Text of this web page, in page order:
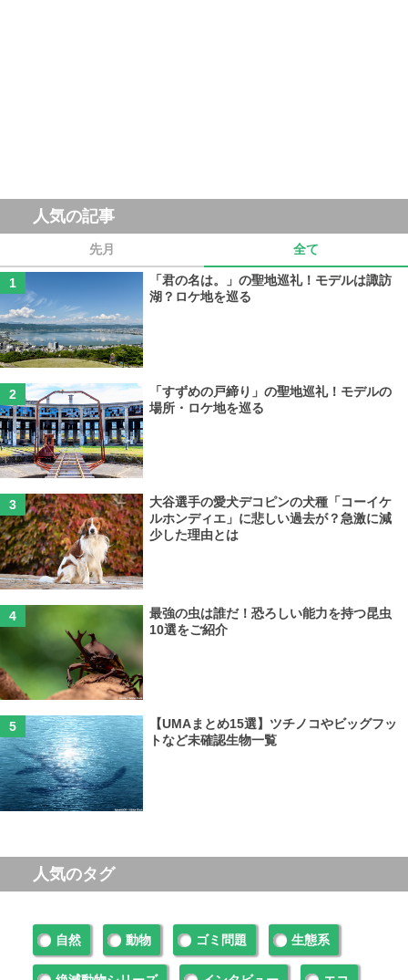
人気の記事
先月 全て
「君の名は。」の聖地巡礼！モデルは諏訪
湖？ロケ地を巡る
「すずめの戸締り」の聖地巡礼！モデルの
場所・ロケ地を巡る
大谷選手の愛犬デコピンの犬種「コーイケ
ルホンディエ」に悲しい過去が？急激に減
少した理由とは
最強の虫は誰だ！恐ろしい能力を持つ昆虫
10選をご紹介
【UMAまとめ15選】ツチノコやビッグフッ
トなど未確認生物一覧
人気のタグ
自然 動物 ゴミ問題 生態系